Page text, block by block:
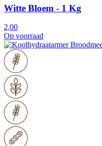
Witte Bloem - 1 Kg
2,00
Op voorraad